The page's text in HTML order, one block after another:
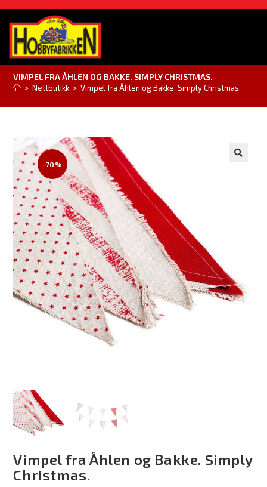
VIMPEL FRA ÅHLEN OG BAKKE. SIMPLY CHRISTMAS.
> Nettbutikk > Vimpel fra Åhlen og Bakke. Simply Christmas.
-70%
Vimpel fra Åhlen og Bakke. Simply
Christmas.